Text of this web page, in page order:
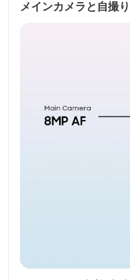
メインカメラと自撮り